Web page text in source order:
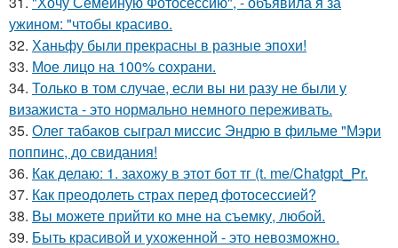
ужином: "чтобы красиво.
32. Ханьфу были прекрасны в разные эпохи!
33. Мое лицо на 100% сохрани.
34. Только в том случае, если вы ни разу не были у
визажиста - это нормально немного переживать.
35. Олег табаков сыграл миссис Эндрю в фильме "Мэри
поппинс, до свидания!
36. Как делаю: 1. захожу в этот бот тг (t. me/Chatgpt_Pr.
37. Как преодолеть страх перед фотосессией?
38. Вы можете прийти ко мне на съемку, любой.
39. Быть красивой и ухоженной - это невозможно.